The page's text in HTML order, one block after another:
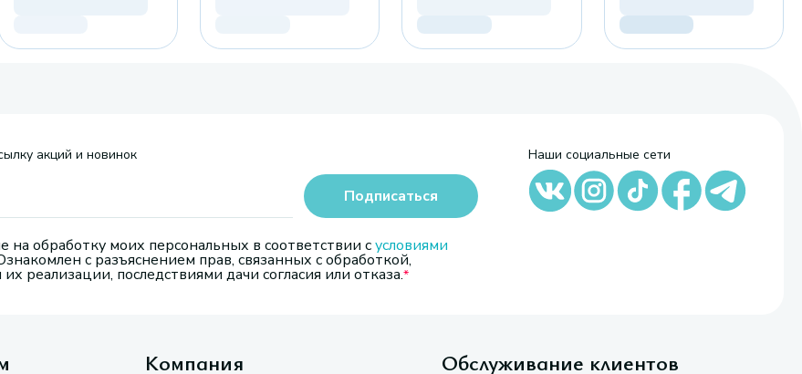
акций и новинок
на обработку моих персональных в соответствии сусловиями
с разъяснением прав, связанных с обработкой,
реализации, последствиями дачи согласия или отказа.
Подписаться
Наши социальные сети
Компания Обслуживание клиентов